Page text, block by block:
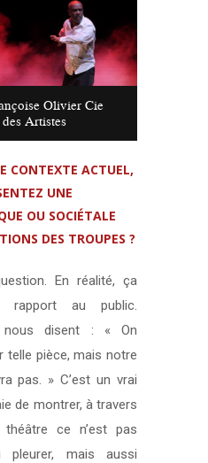
Olivier Cie
Artistes
CONTEXTE ACTUEL,
UNE
OU SOCIÉTALE
DES TROUPES ?
En réalité, ça
rapport au public.
nous disent : « On
telle pièce, mais notre
pas. » C’est un vrai
de montrer, à travers
ce n’est pas
pleurer, mais aussi